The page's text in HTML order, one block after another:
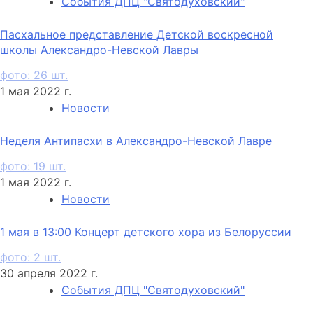
Пасхальное представление Детской воскресной
школы Александро-Невской Лавры
фото: 26 шт.
1 мая 2022 г.
Новости
Неделя Антипасхи в Александро-Невской Лавре
фото: 19 шт.
1 мая 2022 г.
Новости
1 мая в 13:00 Концерт детского хора из Белоруссии
фото: 2 шт.
30 апреля 2022 г.
События ДПЦ "Святодуховский"